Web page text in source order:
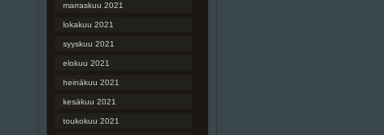
marraskuu 2021
lokakuu 2021
syyskuu 2021
elokuu 2021
heinäkuu 2021
kesäkuu 2021
toukokuu 2021